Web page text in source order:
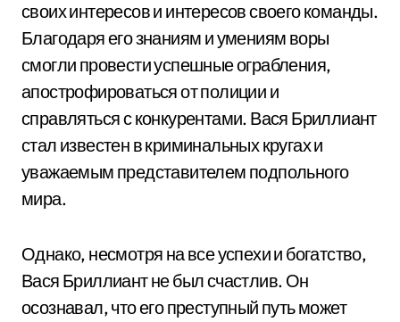
своих интересов и интересов своего команды.
Благодаря его знаниям и умениям воры
смогли провести успешные ограбления,
апострофироваться от полиции и
справляться с конкурентами. Вася Бриллиант
стал известен в криминальных кругах и
уважаемым представителем подпольного
мира.
Однако, несмотря на все успехи и богатство,
Вася Бриллиант не был счастлив. Он
осознавал, что его преступный путь может